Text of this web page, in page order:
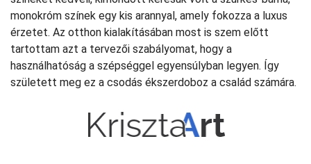
monokróm színek egy kis arannyal, amely fokozza a luxus
érzetet. Az otthon kialakításában most is szem előtt
tartottam azt a tervezői szabályomat, hogy a
használhatóság a szépséggel egyensúlyban legyen. Így
született meg ez a csodás ékszerdoboz a család számára.